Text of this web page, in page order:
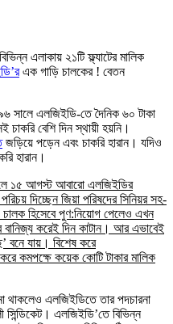
এলাকায় ২১টি ফ্ল্যাটের মালিক
এক গাড়ি চালকের ! বেতন
সালে এলজিইডি-তে দৈনিক ৬০ টাকা
বেশি দিন স্থায়ী হয়নি।
জড়িয়ে পড়েন এবং চাকরি হারান। যদিও
হারান।
১৫ আগস্ট আবারো এলজিইডির
দিচ্ছেন জিয়া পরিষদের সিনিয়র সহ-
হিসেবে পুণ:নিয়োগ পেলেও এখন
বানিজ্য করেই দিন কাটান। আর এভাবেই
বনে যায়। বিশেষ করে
কমপক্ষে কয়েক কোটি টাকার মালিক
থাকলেও এলজিইডিতে তার পদচারনা
সিন্ডিকেট। এলজিইডি’তে বিভিন্ন